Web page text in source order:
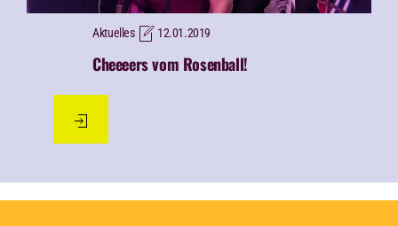
Aktuelles 12.01.2019
Cheeeers vom Rosenball!